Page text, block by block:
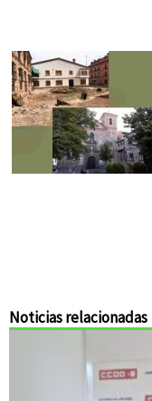
Noticias relacionadas